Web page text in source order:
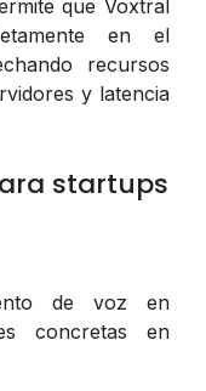
que Voxtral
en el
recursos
y latencia
startups
de voz en
concretas en